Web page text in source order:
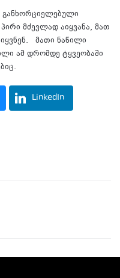
მძევლად აიყვანა, მათ
მათი ნაწილი
ამ დრომდე ტყვეობაში
LinkedIn